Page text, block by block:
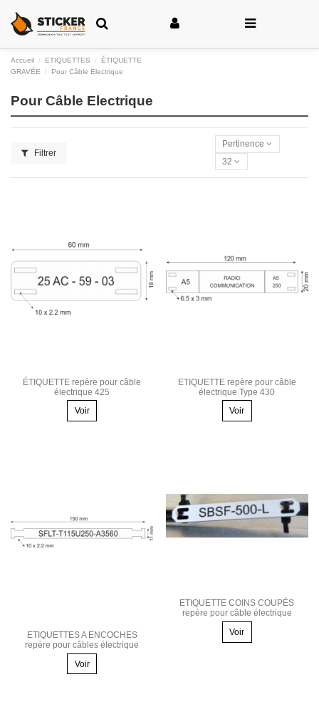
Accueil ETIQUETTES
ÉTIQUETTE
GRAVÉE
Pour Câble Electrique
Pour Câble Electrique
Filtrer
Pertinence
32
ÉTIQUETTE repère pour câble
électrique 425
Voir
ETIQUETTE repère pour câble
électrique Type 430
Voir
ETIQUETTES A ENCOCHES
repère pour câbles électrique
Voir
ETIQUETTE COINS COUPÉS
repère pour câble électrique
Voir